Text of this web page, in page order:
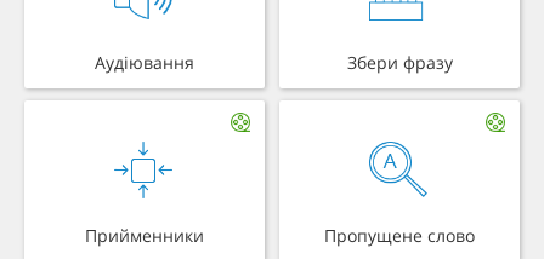
Аудіювання Збери фразу
Прийменники Пропущене слово